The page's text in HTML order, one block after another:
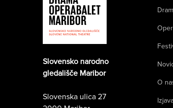
Slovensko narodno
gledališče Maribor
Slovenska ulica 27
O